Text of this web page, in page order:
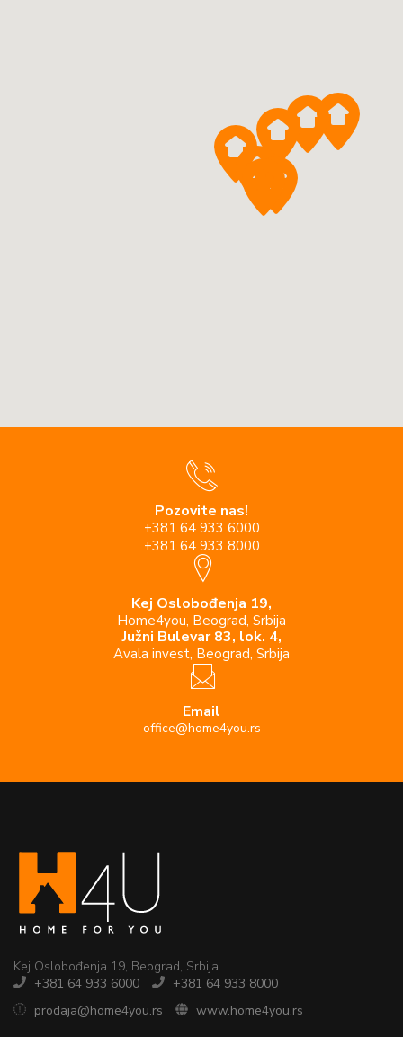
Pozovite nas!
+381 64 933 6000
+381 64 933 8000
Kej Oslobođenja 19,
Home4you, Beograd, Srbija
Južni Bulevar 83, lok. 4,
Avala invest, Beograd, Srbija
Email
office@home4you.rs
Kej Oslobođenja 19, Beograd, Srbija.
+381 64 933 6000
+381 64 933 8000
prodaja@home4you.rs
www.home4you.rs